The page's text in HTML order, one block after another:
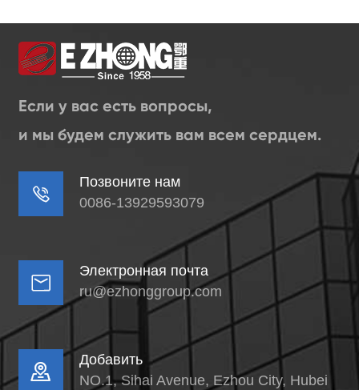
Если у вас есть вопросы,
и мы будем служить вам всем сердцем.

Позвоните нам
0086-13929593079

Электронная почта
ru@ezhonggroup.com

Добавить
NO.1, Sihai Avenue, Ezhou City, Hubei